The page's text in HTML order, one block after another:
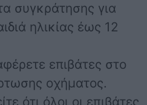
συγκράτησης για
ηλικίας έως 12
επιβάτες στο
οχήματος.
ότι όλοι οι επιβάτες